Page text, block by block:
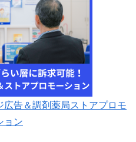
告＆調剤薬局ストアプロモ
ョン